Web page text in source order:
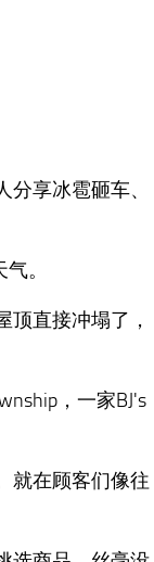
享冰雹砸车、
。
直接冲塌了，
，一家BJ's
就在顾客们像往